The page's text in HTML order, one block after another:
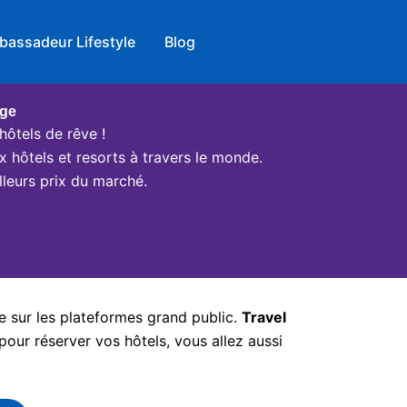
Lifestyle Blog
de rêve !
hôtels et resorts à travers le monde.
prix du marché.
sur les plateformes grand public. Travel
réserver vos hôtels, vous allez aussi